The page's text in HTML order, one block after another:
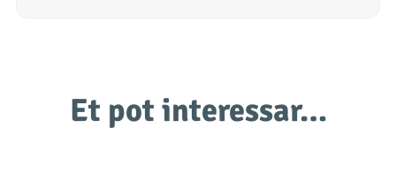
Et pot interessar…